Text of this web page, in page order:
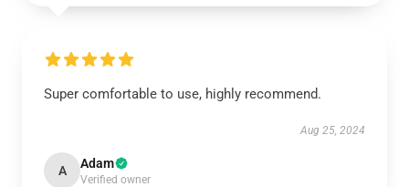
Super comfortable to use, highly recommend.
Aug 25, 2024
A Adam
Verified owner